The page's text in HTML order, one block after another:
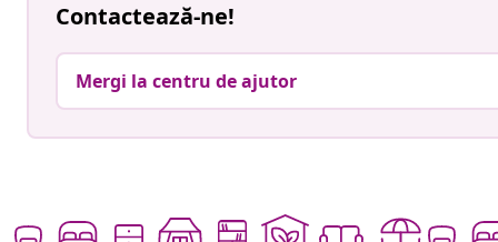
Contactează-ne!
Mergi la centru de ajutor